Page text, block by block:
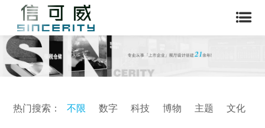
热门搜索： 不限 数字 科技 博物 主题 文化